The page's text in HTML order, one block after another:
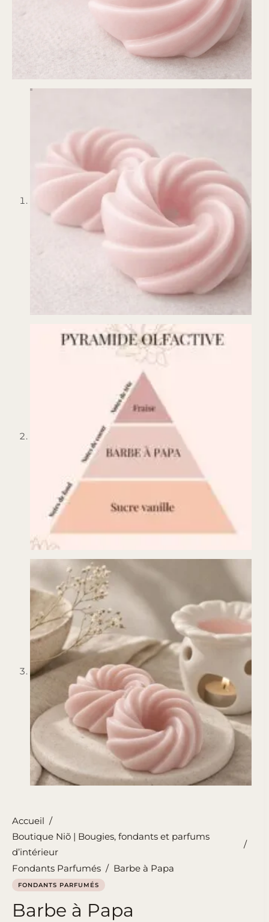
Accueil /
Boutique Niõ | Bougies, fondants et parfums
d’intérieur
/
Fondants Parfumés / Barbe à Papa
FONDANTS PARFUMÉS
Barbe à Papa